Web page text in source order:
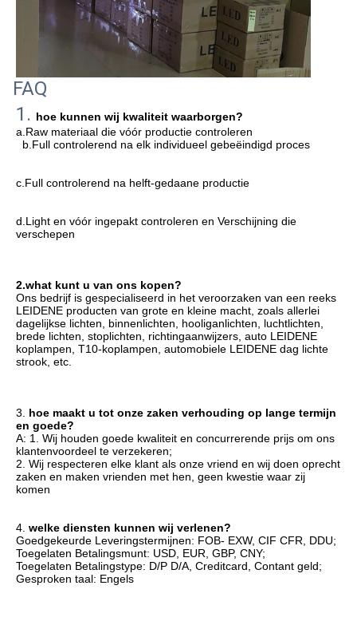
FAQ
1. hoe kunnen wij kwaliteit waarborgen?
a.Raw materiaal die vóór productie controleren
b.Full controlerend na elk individueel gebeëindigd proces
c.Full controlerend na helft-gedaane productie
d.Light en vóór ingepakt controleren en Verschijning die
verschepen
2.what kunt u van ons kopen?
Ons bedrijf is gespecialiseerd in het veroorzaken van een reeks
LEIDENE producten van grote en kleine macht, zoals allerlei
dagelijkse lichten, binnenlichten, hooliganlichten, luchtlichten,
brede lichten, stoplichten, richtingaanwijzers, auto LEIDENE
koplampen, T10-koplampen, automobiele LEIDENE dag lichte
strook, etc.
3. hoe maakt u tot onze zaken verhouding op lange termijn
en goede?
A: 1. Wij houden goede kwaliteit en concurrerende prijs om ons
klantenvoordeel te verzekeren;
2. Wij respecteren elke klant als onze vriend en wij doen oprecht
zaken en maken vrienden met hen, geen kwestie waar zij
komen
4. welke diensten kunnen wij verlenen?
Goedgekeurde Leveringstermijnen: FOB- EXW, CIF CFR, DDU;
Toegelaten Betalingsmunt: USD, EUR, GBP, CNY;
Toegelaten Betalingstype: D/P D/A, Creditcard, Contant geld;
Gesproken taal: Engels